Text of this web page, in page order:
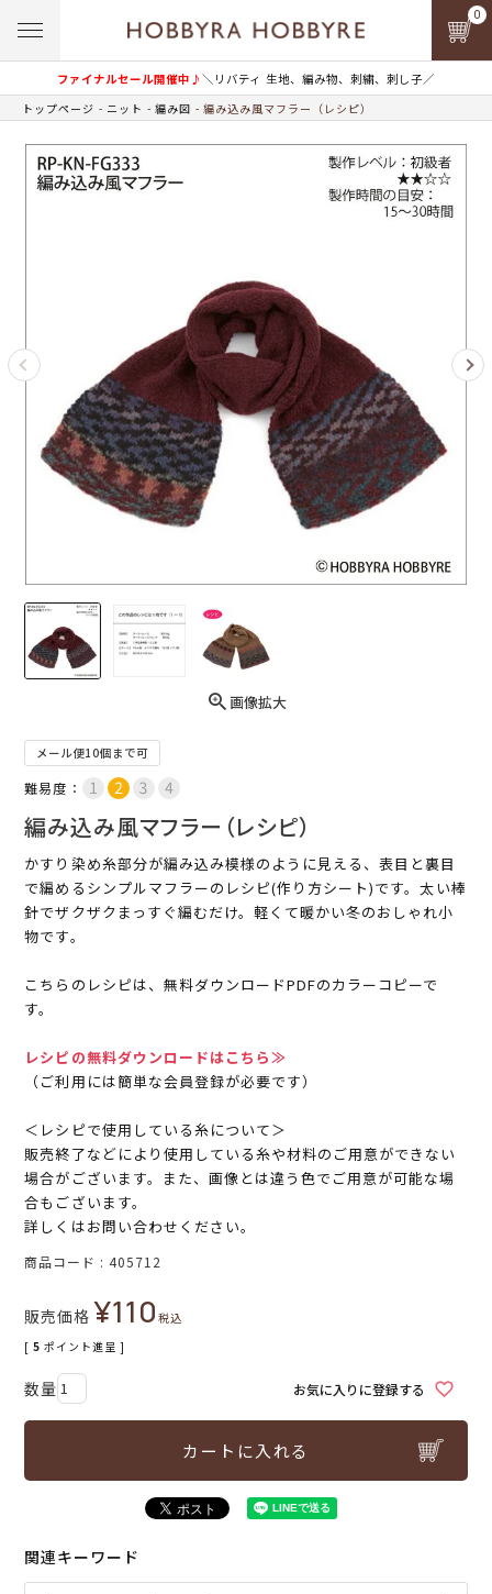
ファイナルセール開催中♪＼リバティ 生地、編み物、刺繍、刺し子／
0
トップページ ニット 編み図 編み込み風マフラー（レシピ）
画像拡大
メール便10個まで可
難易度：
編み込み風マフラー（レシピ）
かすり染め糸部分が編み込み模様のように見える、表目と裏目
で編めるシンプルマフラーのレシピ(作り方シート)です。太い棒
針でザクザクまっすぐ編むだけ。軽くて暖かい冬のおしゃれ小
物です。
こちらのレシピは、無料ダウンロードPDFのカラーコピーで
す。
レシピの無料ダウンロードはこちら≫
（ご利用には簡単な会員登録が必要です）
＜レシピで使用している糸について＞
販売終了などにより使用している糸や材料のご用意ができない
場合がございます。また、画像とは違う色でご用意が可能な場
合もございます。
詳しくはお問い合わせください。
商品コード 405712
販売価格 ¥110税込
[ 5 ポイント進呈 ]
お気に入りに登録する
カートに入れる
関連キーワード